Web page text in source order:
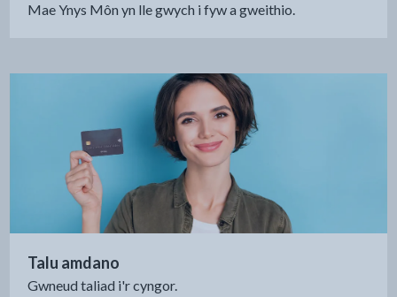
Mae Ynys Môn yn lle gwych i fyw a gweithio.
Talu amdano
Gwneud taliad i'r cyngor.